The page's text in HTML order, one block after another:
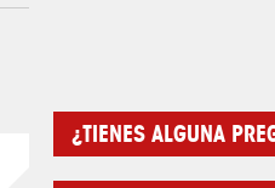
¿TIENES ALGUNA